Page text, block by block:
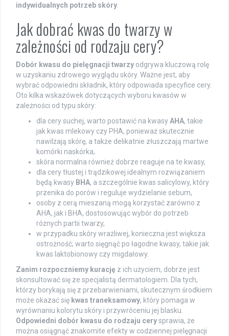
indywidualnych potrzeb skóry.
Jak dobrać kwas do twarzy w
zależności od rodzaju cery?
Dobór kwasu do pielęgnacji twarzy odgrywa kluczową rolę
w uzyskaniu zdrowego wyglądu skóry. Ważne jest, aby
wybrać odpowiedni składnik, który odpowiada specyfice cery.
Oto kilka wskazówek dotyczących wyboru kwasów w
zależności od typu skóry:
dla cery suchej, warto postawić na kwasyAHA, takie
jak kwas mlekowy czy PHA, ponieważ skutecznie
nawilżają skórę, a także delikatnie złuszczają martwe
komórki naskórka,
skóra normalna również dobrze reaguje na te kwasy,
dla cery tłustej i trądzikowej idealnym rozwiązaniem
będą kwasy BHA, a szczególnie kwas salicylowy, który
przenika do porów i reguluje wydzielanie sebum,
osoby z cerą mieszaną mogą korzystać zarówno z
AHA, jak i BHA, dostosowując wybór do potrzeb
różnych partii twarzy,
w przypadku skóry wrażliwej, konieczna jest większa
ostrożność; warto sięgnąć po łagodne kwasy, takie jak
kwas laktobionowy czy migdałowy.
Zanim rozpoczniemy kurację z ich użyciem, dobrze jest
skonsultować się ze specjalistą dermatologiem. Dla tych,
którzy borykają się z przebarwieniami, skutecznym środkiem
może okazać się kwas traneksamowy, który pomaga w
wyrównaniu kolorytu skóry i przywróceniu jej blasku.
Odpowiedni dobór kwasu do rodzaju cerysprawia, że
można osiągnąć znakomite efekty w codziennej pielęgnacji